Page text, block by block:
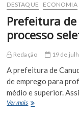
DESTAQUE ECONOMIA
Prefeitura
processo
Redação 19 de
A prefeitura de
de emprego para
médio e superior.
Ver maisPrefeitura